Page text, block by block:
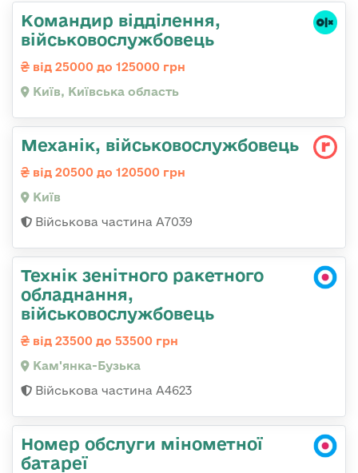
Командир відділення,
військовослужбовець
від 25000 до 125000 грн
Київ, Київська область
Механік, військовослужбовець
від 20500 до 120500 грн
Київ
Військова частина А7039
Технік зенітного ракетного
обладнання,
військовослужбовець
від 23500 до 53500 грн
Кам'янка-Бузька
Військова частина А4623
Номер обслуги мінометної
батареї